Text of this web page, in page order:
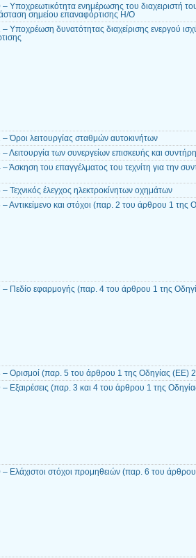
Υποχρεωτικότητα ενημέρωσης του διαχειριστή
σημείου επαναφόρτισης Η/Ο
Υποχρέωση δυνατότητας διαχείρισης ενεργού
Όροι λειτουργίας σταθμών αυτοκινήτων
Λειτουργία των συνεργείων επισκευής και
Άσκηση του επαγγέλματος του τεχνίτη για την
Τεχνικός έλεγχος ηλεκτροκίνητων οχημάτων
Αντικείμενο και στόχοι (παρ. 2 του άρθρου 1
Πεδίο εφαρμογής (παρ. 4 του άρθρου 1 της
Ορισμοί (παρ. 5 του άρθρου 1 της Οδηγίας (ΕΕ)
Εξαιρέσεις (παρ. 3 και 4 του άρθρου 1 της
Ελάχιστοι στόχοι προμηθειών (παρ. 6 του